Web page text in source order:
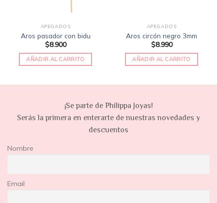
APEGADOS
Aros pasador con bidu
$8.900
AÑADIR AL CARRITO
APEGADOS
Aros circón negro 3mm
$8.990
AÑADIR AL CARRITO
¡Se parte de Philippa Joyas!
Serás la primera en enterarte de nuestras novedades y
descuentos
Nombre
Email